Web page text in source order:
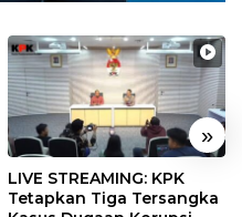
»
LIVE STREAMING: KPK
Tetapkan Tiga Tersangka